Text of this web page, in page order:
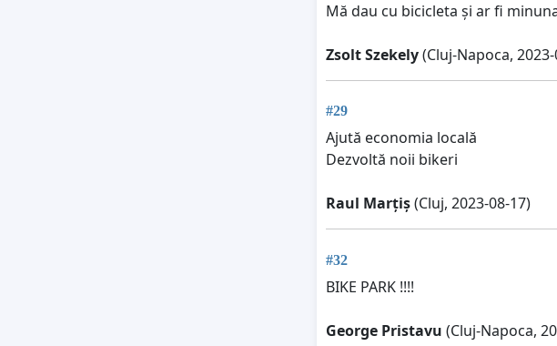
Mă dau cu bicicleta și ar fi
Zsolt Szekely(Cluj-Napoca,
#29
Ajută economia locală
Dezvoltă noii bikeri
Raul Marțiș(Cluj, 2023-08-17)
#32
BIKE PARK !!!!
George Pristavu (Cluj-Napoca,